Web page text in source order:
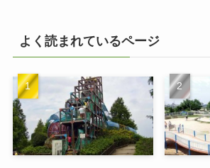
よく読まれているページ